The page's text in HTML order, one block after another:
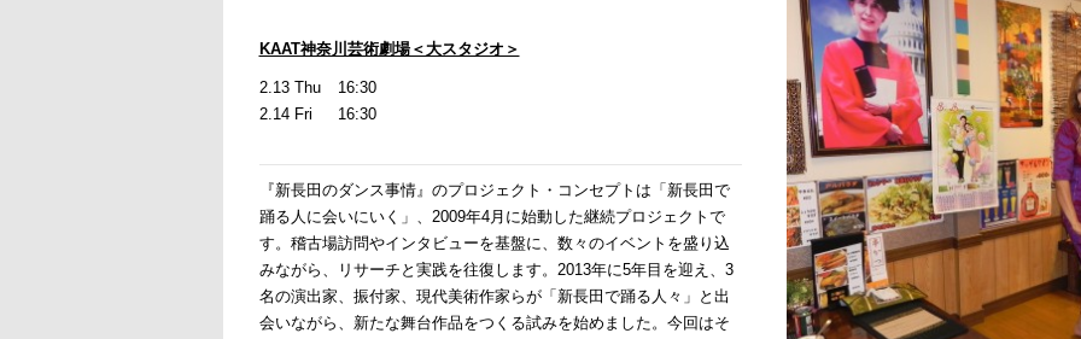
KAAT神奈川芸術劇場＜大スタジオ＞
2.13 Thu
16:30
2.14 Fri
16:30
『新長田のダンス事情』のプロジェクト・コンセプトは「新長田で
踊る人に会いにいく」、2009年4月に始動した継続プロジェクトで
す。稽古場訪問やインタビューを基盤に、数々のイベントを盛り込
みながら、リサーチと実践を往復します。2013年に5年目を迎え、3
名の演出家、振付家、現代美術作家らが「新長田で踊る人々」と出
会いながら、新たな舞台作品をつくる試みを始めました。今回はそ